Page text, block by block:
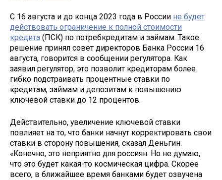
С 16 августа и до конца 2023 года в России не будет
действовать ограничение к полной стоимости
кредита (ПСК) по потребкредитам и займам. Такое
решение принял совет директоров Банка России 16
августа, говорится в сообщении регулятора. Как
заявил регулятор, это позволит кредиторам более
гибко подстраивать процентные ставки по
кредитам, займам и депозитам к повышению
ключевой ставки до 12 процентов.
Действительно, увеличение ключевой ставки
повлияет на то, что банки начнут корректировать свои
ставки в сторону повышения, сказал Деньгин.
«Конечно, это неприятно для россиян. Но не думаю,
что это будет какая-то космическая цифра. Скорее
всего, в ближайшее время банками будет озвучена